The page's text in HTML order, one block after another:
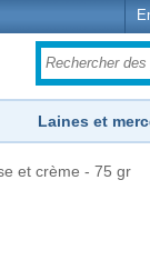
Laines et
et crème - 75 gr